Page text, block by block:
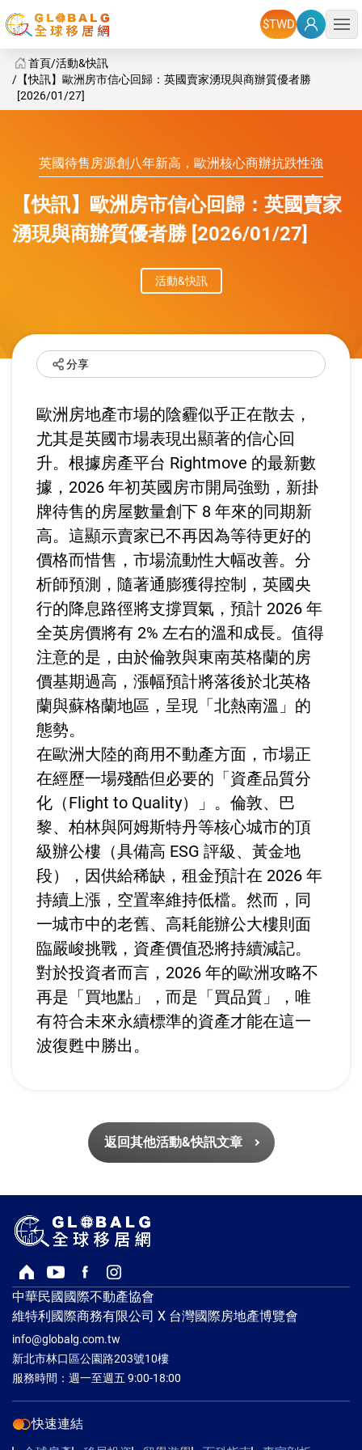
選單
首頁 活動&快訊
【快訊】歐洲房市信心回歸：英國賣家湧現與商辦質優者勝
[2026/01/27]
英國待售房源創八年新高，歐洲核心商辦抗跌性強
【快訊】歐洲房市信心回歸：英國賣家
湧現與商辦質優者勝 [2026/01/27]
活動&快訊
分享
歐洲房地產市場的陰霾似乎正在散去，
尤其是英國市場表現出顯著的信心回
升。根據房產平台 Rightmove 的最新數
據，2026 年初英國房市開局強勁，新掛
牌待售的房屋數量創下 8 年來的同期新
高。這顯示賣家已不再因為等待更好的
價格而惜售，市場流動性大幅改善。分
析師預測，隨著通膨獲得控制，英國央
行的降息路徑將支撐買氣，預計 2026 年
全英房價將有 2% 左右的溫和成長。值得
注意的是，由於倫敦與東南英格蘭的房
價基期過高，漲幅預計將落後於北英格
蘭與蘇格蘭地區，呈現「北熱南溫」的
態勢。
在歐洲大陸的商用不動產方面，市場正
在經歷一場殘酷但必要的「資產品質分
化（Flight to Quality）」。倫敦、巴
黎、柏林與阿姆斯特丹等核心城市的頂
級辦公樓（具備高 ESG 評級、黃金地
段），因供給稀缺，租金預計在 2026 年
持續上漲，空置率維持低檔。然而，同
一城市中的老舊、高耗能辦公大樓則面
臨嚴峻挑戰，資產價值恐將持續減記。
對於投資者而言，2026 年的歐洲攻略不
再是「買地點」，而是「買品質」，唯
有符合未來永續標準的資產才能在這一
波復甦中勝出。
返回其他活動&快訊文章
回首頁Youtube頻道
Facebook粉絲專頁
Instagram
中華民國國際不動產協會
維特利國際商務有限公司 X 台灣國際房地產博覽會
info@globalg.com.tw
新北市林口區公園路203號10樓
服務時間：週一至週五 9:00-18:00
快速連結